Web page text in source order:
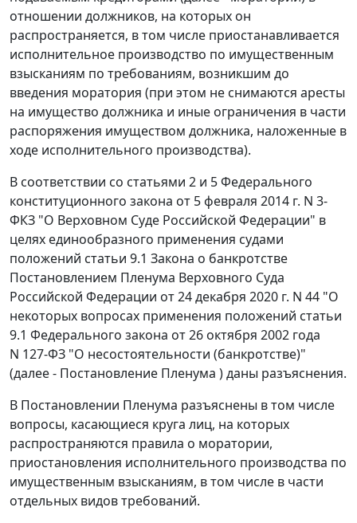
отношении должников, на которых он
распространяется, в том числе приостанавливается
исполнительное производство по имущественным
взысканиям по требованиям, возникшим до
введения моратория (при этом не снимаются аресты
на имущество должника и иные ограничения в части
распоряжения имуществом должника, наложенные в
ходе исполнительного производства).
В соответствии со статьями 2 и 5 Федерального
конституционного закона от 5 февраля 2014 г. N 3-
ФКЗ "О Верховном Суде Российской Федерации" в
целях единообразного применения судами
положений статьи 9.1 Закона о банкротстве
Постановлением Пленума Верховного Суда
Российской Федерации от 24 декабря 2020 г. N 44 "О
некоторых вопросах применения положений статьи
9.1 Федерального закона от 26 октября 2002 года
N 127-ФЗ "О несостоятельности (банкротстве)"
(далее - Постановление Пленума ) даны разъяснения.
В Постановлении Пленума разъяснены в том числе
вопросы, касающиеся круга лиц, на которых
распространяются правила о моратории,
приостановления исполнительного производства по
имущественным взысканиям, в том числе в части
отдельных видов требований.